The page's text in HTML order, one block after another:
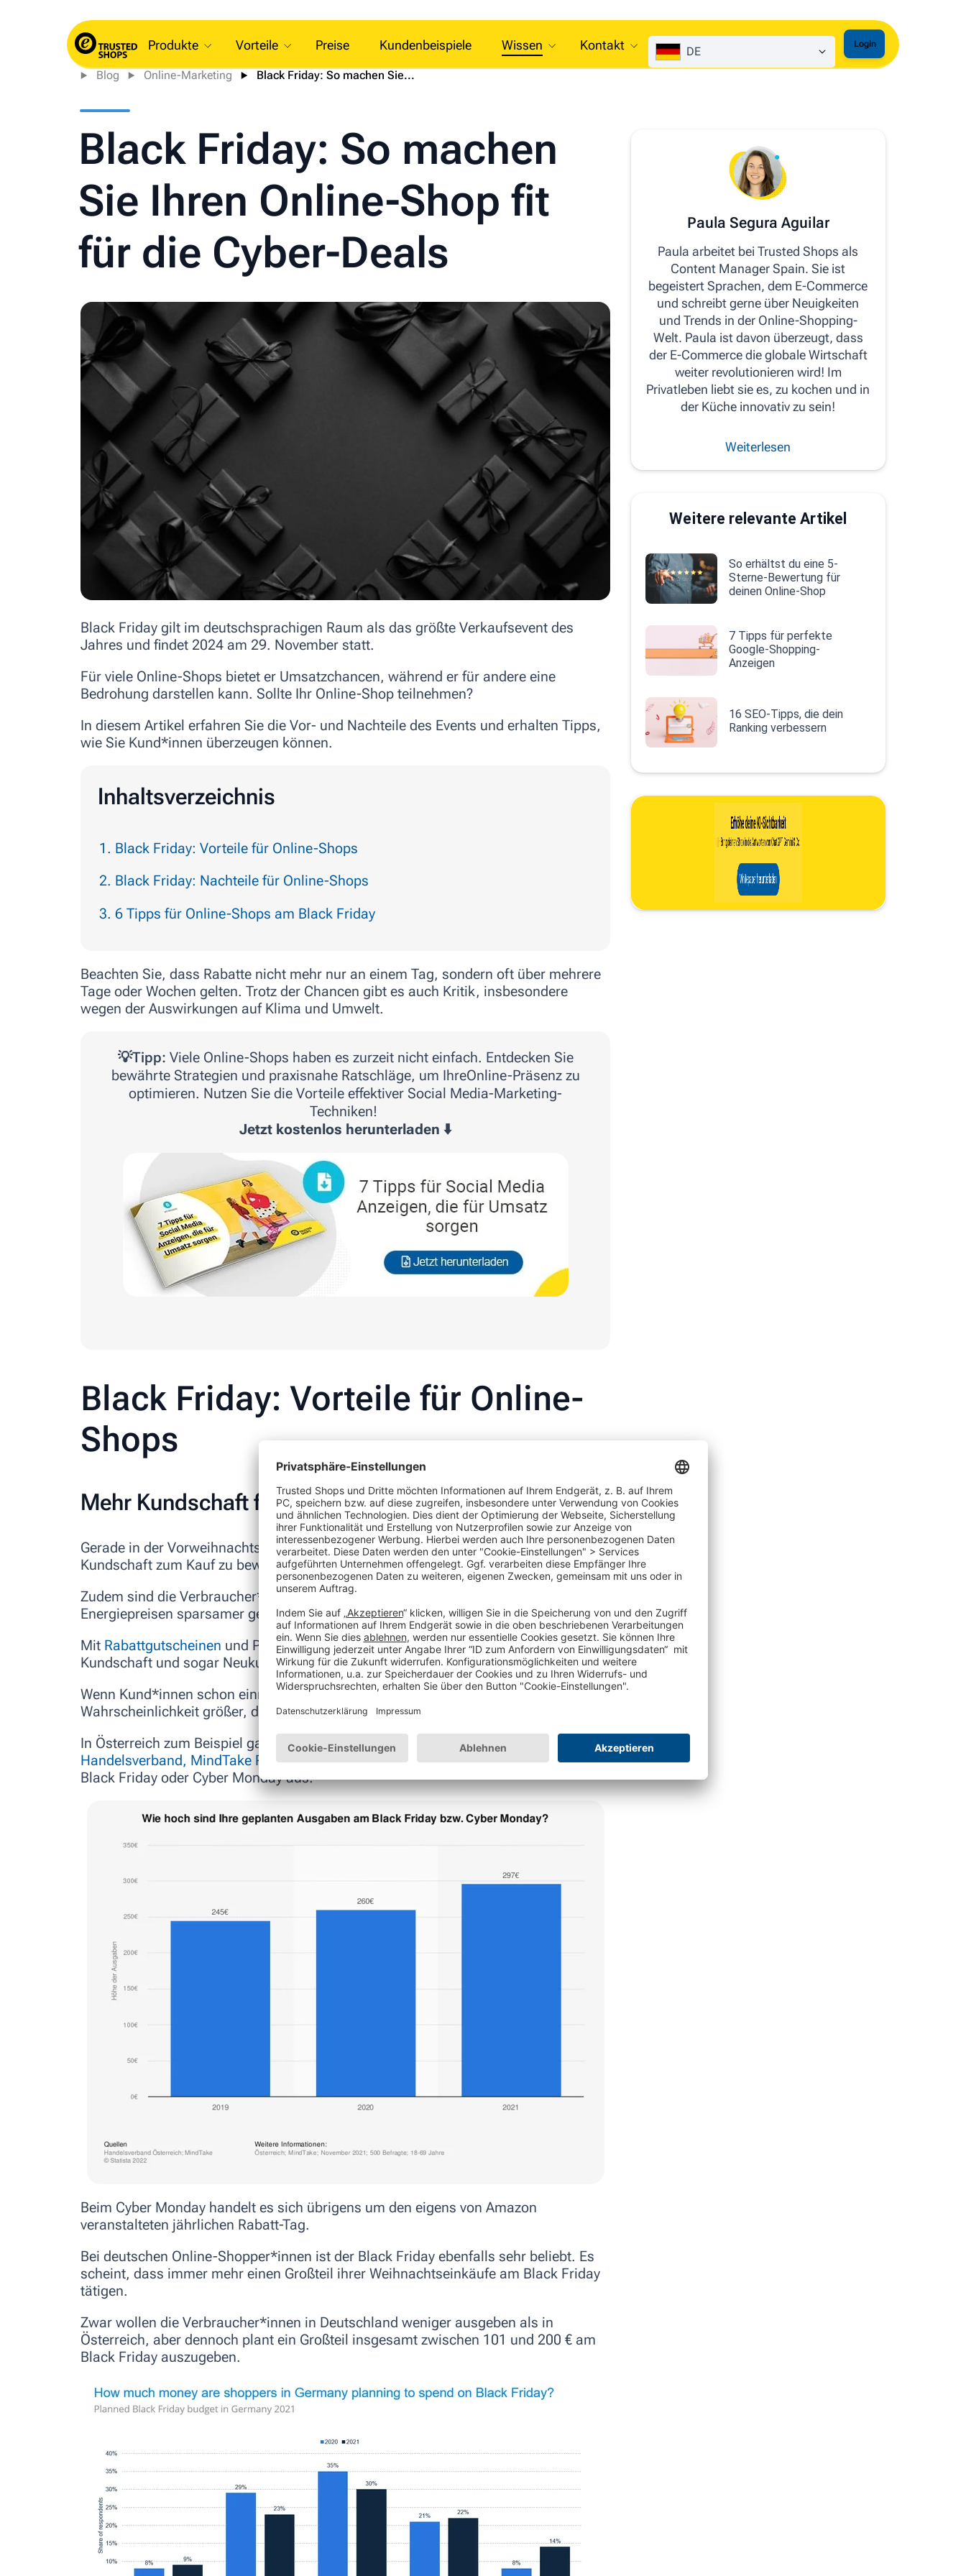
Produkte Vorteile Preise Kundenbeispiele Wissen Kontakt DE
Login
Blog Online-Marketing Black Friday: So machen Sie...
Black Friday: So machen
Sie Ihren Online-Shop fit
für die Cyber-Deals
Black Friday gilt im deutschsprachigen Raum als das größte Verkaufsevent des
Jahres und findet 2024 am 29. November statt.
Für viele Online-Shops bietet er Umsatzchancen, während er für andere eine
Bedrohung darstellen kann. Sollte Ihr Online-Shop teilnehmen?
In diesem Artikel erfahren Sie die Vor- und Nachteile des Events und erhalten Tipps,
wie Sie Kund*innen überzeugen können.
Inhaltsverzeichnis
Black Friday: Vorteile für Online-Shops
Black Friday: Nachteile für Online-Shops
6 Tipps für Online-Shops am Black Friday
Beachten Sie, dass Rabatte nicht mehr nur an einem Tag, sondern oft über mehrere
Tage oder Wochen gelten. Trotz der Chancen gibt es auch Kritik, insbesondere
wegen der Auswirkungen auf Klima und Umwelt.
💡Tipp: Viele Online-Shops haben es zurzeit nicht einfach. Entdecken Sie
bewährte Strategien und praxisnahe Ratschläge, um IhreOnline-Präsenz zu
optimieren. Nutzen Sie die Vorteile effektiver Social Media-Marketing-
Techniken!
Jetzt kostenlos herunterladen ⬇️
Black Friday: Vorteile für Online-
Shops
Mehr Kundschaft für Ihren Shop
Gerade in der Vorweihnachtszeit sind Rabattaktionen der perfekte Anlass, um die
Kundschaft zum Kauf zu bewegen und den Umsatz anzukurbeln.
Zudem sind die Verbraucher*innen aufgrund der Inflation und den hohen
Energiepreisen sparsamer geworden.
Mit Rabattgutscheinen und Preisnachlässen können Sie somit auch skeptische
Kundschaft und sogar Neukund*innen auf Ihren Online-Shop aufmerksam machen.
Wenn Kund*innen schon einmal bei Ihnen eingekauft haben, ist die
Wahrscheinlichkeit größer, dass sie erneut bei Ihnen einkaufen werden.
In Österreich zum Beispiel gaben Verbraucher*innen einer
Studie von
Handelsverband, MindTake Research und idealo.atzufolgeim Schnitt fast 300 € am
Black Friday oder Cyber Mondayaus.
Beim Cyber Monday handelt es sich übrigens um den eigens von Amazon
veranstalteten jährlichen Rabatt-Tag.
Bei deutschen Online-Shopper*innen ist der Black Friday ebenfalls sehr beliebt. Es
scheint, dass immer mehr einen Großteil ihrer Weihnachtseinkäufe am Black Friday
tätigen.
Zwar wollen die Verbraucher*innen in Deutschland weniger ausgeben als in
Österreich, aber dennoch plant ein Großteil insgesamt zwischen 101 und 200 € am
Black Friday auszugeben.
Paula Segura Aguilar
Paula arbeitet bei Trusted Shops als
Content Manager Spain. Sie ist
begeistert Sprachen, dem E-Commerce
und schreibt gerne über Neuigkeiten
und Trends in der Online-Shopping-
Welt. Paula ist davon überzeugt, dass
der E-Commerce die globale Wirtschaft
weiter revolutionieren wird! Im
Privatleben liebt sie es, zu kochen und in
der Küche innovativ zu sein!
Weiterlesen
Weitere relevante Artikel
So erhältst du eine 5-
Sterne-Bewertung für
deinen Online-Shop
7 Tipps für perfekte
Google-Shopping-
Anzeigen
16 SEO-Tipps, die dein
Ranking verbessern